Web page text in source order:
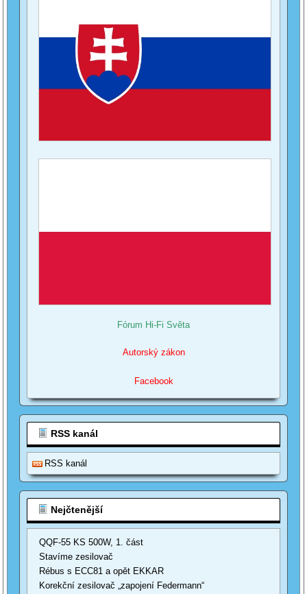
Fórum Hi-Fi Světa
Autorský zákon
Facebook
RSS kanál
RSS kanál
Nejčtenější
QQF-55 KS 500W, 1. část
Stavíme zesilovač
Rébus s ECC81 a opět EKKAR
Korekční zesilovač „zapojení Federmann“